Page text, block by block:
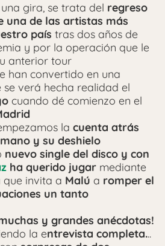
gira, se trata del regreso
una de las artistas más
país tras dos años de
y por la operación que le
anterior tour
han convertido en una
verá hecha realidad el
cuando dé comienzo en el
la cuenta atrás
y su deshielo
nuevo single del disco y con
ha querido jugar mediante
que invita a Malú a romper el
un tanto
y grandes anécdotas!
la entrevista completa...